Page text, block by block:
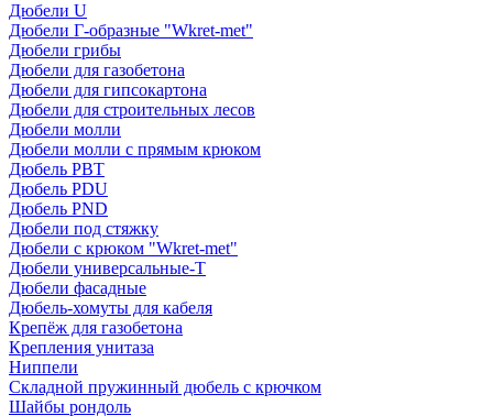
Дюбели U
Дюбели Г-образные "Wkret-met"
Дюбели грибы
Дюбели для газобетона
Дюбели для гипсокартона
Дюбели для строительных лесов
Дюбели молли
Дюбели молли с прямым крюком
Дюбель PBT
Дюбель PDU
Дюбель PND
Дюбели под стяжку
Дюбели с крюком "Wkret-met"
Дюбели универсальные-Т
Дюбели фасадные
Дюбель-хомуты для кабеля
Крепёж для газобетона
Крепления унитаза
Ниппели
Складной пружинный дюбель с крючком
Шайбы рондоль